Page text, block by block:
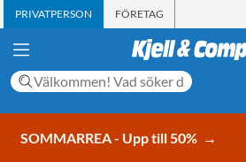
PRIVATPERSON FÖRETAG
SOMMARREA - Upp till 50% →